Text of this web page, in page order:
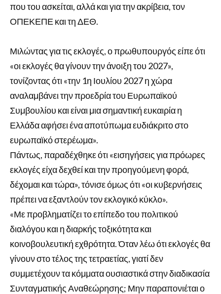
που του ασκείται, αλλά και για την ακρίβεια, τον
ΟΠΕΚΕΠΕ και τη ΔΕΘ.
Μιλώντας για τις εκλογές, ο πρωθυπουργός είπε ότι
«οι εκλογές θα γίνουν την άνοιξη του 2027»,
τονίζοντας ότι «την 1η Ιουλίου 2027 η χώρα
αναλαμβάνει την προεδρία του Ευρωπαϊκού
Συμβουλίου και είναι μια σημαντική ευκαιρία η
Ελλάδα αφήσει ένα αποτύπωμα ευδιάκριτο στο
ευρωπαϊκό στερέωμα».
Πάντως, παραδέχθηκε ότι «εισηγήσεις για πρόωρες
εκλογές είχα δεχθεί και την προηγούμενη φορά,
δέχομαι και τώρα», τόνισε όμως ότι «οι κυβερνήσεις
πρέπει να εξαντλούν τον εκλογικό κύκλο».
«Με προβληματίζει το επίπεδο του πολιτικού
διαλόγου και η διαρκής τοξικότητα και
κοινοβουλευτική εχθρότητα. Όταν λέω ότι εκλογές θα
γίνουν στο τέλος της τετραετίας, γιατί δεν
συμμετέχουν τα κόμματα ουσιαστικά στην διαδικασία
Συνταγματικής Αναθεώρησης; Μην παραπονιέται ο